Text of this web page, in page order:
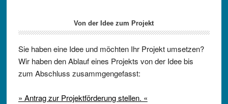
Von der Idee zum Projekt
Sie haben eine Idee und möchten Ihr Projekt umsetzen?
Wir haben den Ablauf eines Projekts von der Idee bis
zum Abschluss zusammgengefasst:
» Antrag zur Projektförderung stellen. «